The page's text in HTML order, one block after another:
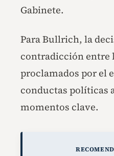
Gabinete.
Para Bullrich, la
contradicción entre
proclamados por el
conductas políticas
momentos clave.